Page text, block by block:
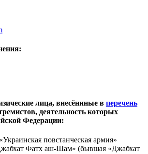
лица, внесённные в перечень
деятельность которых
Федерации:
повстанческая армия»
Фатх аш-Шам» (бывшая «Джабхат